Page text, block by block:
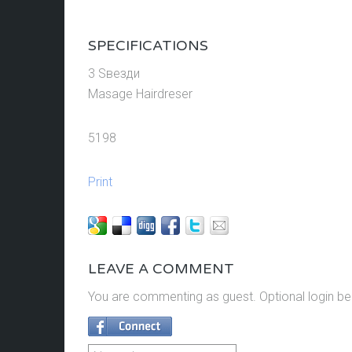
SPECIFICATIONS
3 Ѕвезди
Masage Hairdreser
5198
Print
LEAVE A COMMENT
You are commenting as guest. Optional login